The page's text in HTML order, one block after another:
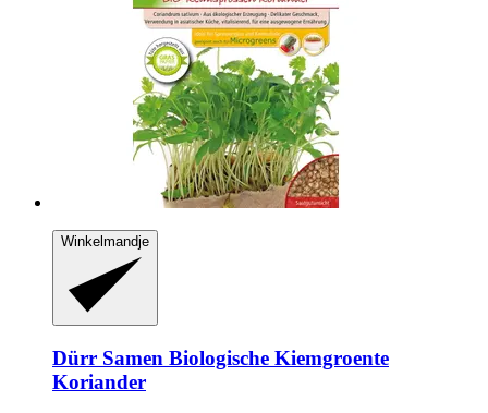
Winkelmandje
Dürr Samen Biologische Kiemgroente
Koriander